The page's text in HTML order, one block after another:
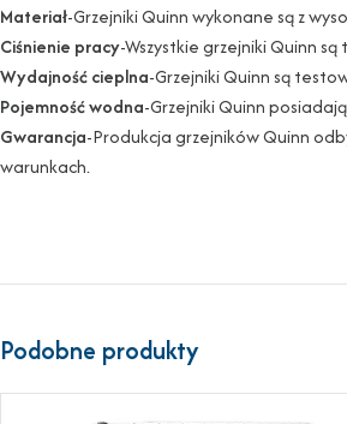
Materiał-Grzejniki Quinn wykonane są z
Ciśnienie pracy-Wszystkie grzejniki Quinn
Wydajność cieplna-Grzejniki Quinn są
Pojemność wodna-Grzejniki Quinn
Gwarancja-Produkcja grzejników Quinn
warunkach.
Podobne produkty